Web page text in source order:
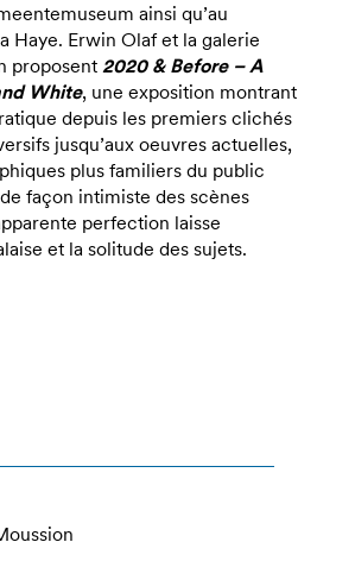
ainsi qu’au
Haye. Erwin Olaf et la galerie
proposent 2020 & Before – A
White, une exposition montrant
depuis les premiers clichés
jusqu’aux oeuvres actuelles,
plus familiers du public
façon intimiste des scènes
perfection laisse
et la solitude des sujets.